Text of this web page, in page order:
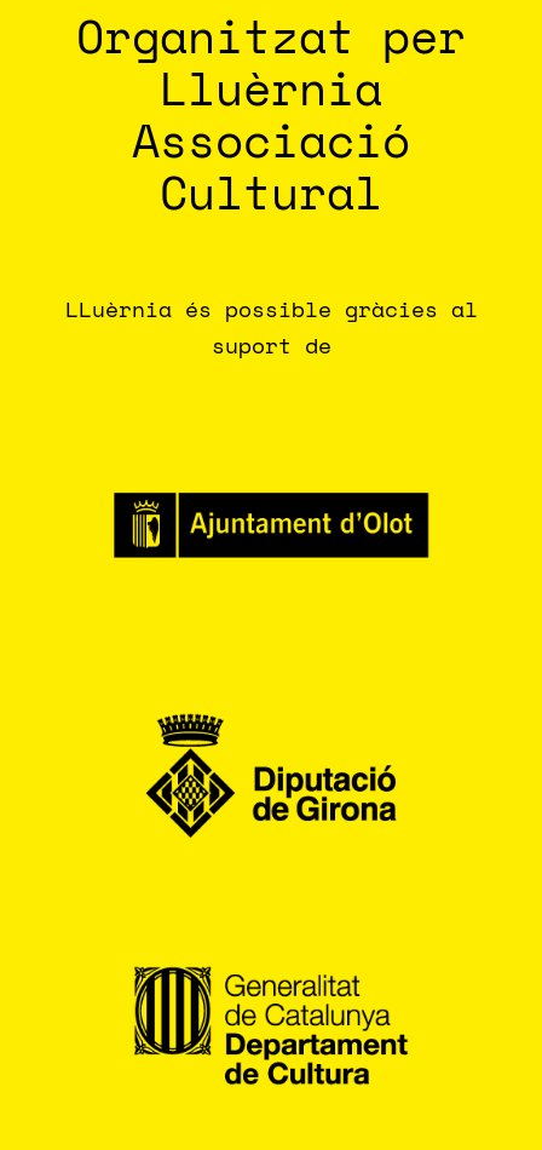
Organitzat per
Lluèrnia
Associació
Cultural
LLuèrnia és possible gràcies al
suport de